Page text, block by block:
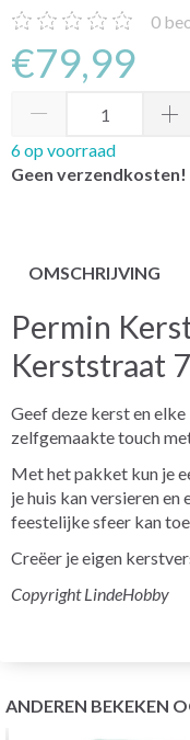
0
€79,99
6 op voorraad
Geen verzendkosten!
OMSCHRIJVING
Permin
Kerststraat
Geef deze kerst en
zelfgemaakte touch
Met het pakket kun je
je huis kan versieren
feestelijke sfeer kan
Creëer je eigen
Copyright LindeHobby
ANDEREN BEKEKEN